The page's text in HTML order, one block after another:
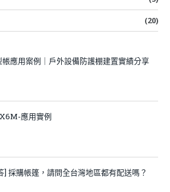
(20)
帳應用案例｜戶外設備防護棚建置實績分享
應用實例
] 採購帳篷，請問全台灣地區都有配送嗎？